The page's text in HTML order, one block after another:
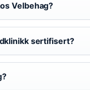
Velbehag?
sertifisert?